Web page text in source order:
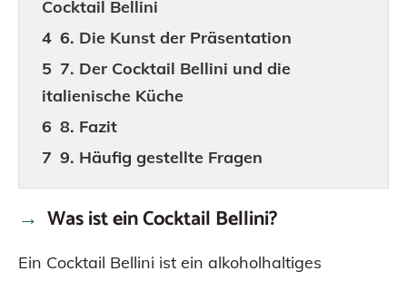
Cocktail Bellini
6. Die Kunst der Präsentation
7. Der Cocktail Bellini und die
italienische Küche
8. Fazit
9. Häufig gestellte Fragen
Was ist ein Cocktail Bellini?
Ein Cocktail Bellini ist ein alkoholhaltiges